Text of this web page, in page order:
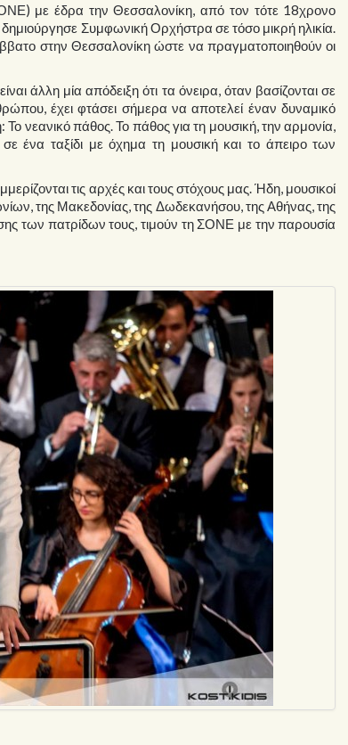
με έδρα την Θεσσαλονίκη, από τον τότε 18χρονο
Συμφωνική Ορχήστρα σε τόσο μικρή ηλικία.
στην Θεσσαλονίκη ώστε να πραγματοποιηθούν οι
άλλη μία απόδειξη ότι τα όνειρα, όταν βασίζονται σε
έχει φτάσει σήμερα να αποτελεί έναν δυναμικό
νεανικό πάθος. Το πάθος για τη μουσική, την αρμονία,
ένα ταξίδι με όχημα τη μουσική και το άπειρο των
τις αρχές και τους στόχους μας. Ήδη, μουσικοί
της Μακεδονίας, της Δωδεκανήσου, της Αθήνας, της
των πατρίδων τους, τιμούν τη ΣΟΝΕ με την παρουσία